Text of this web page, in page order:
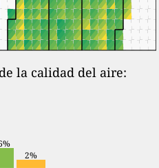
la calidad del aire:
2%